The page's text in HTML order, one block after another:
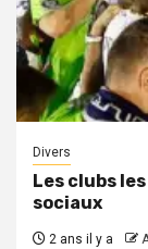
Divers
Les clubs
sociaux
2 ans il y a